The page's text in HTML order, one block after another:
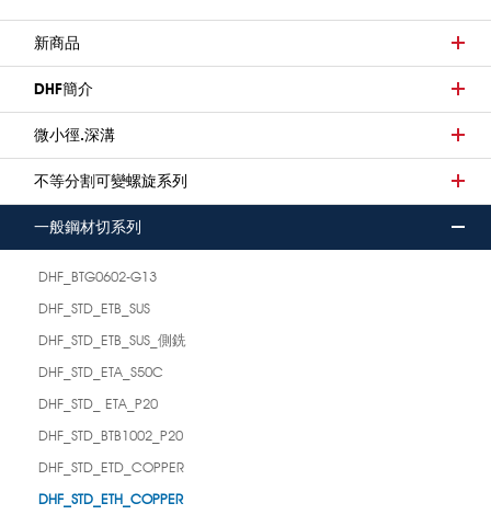
新商品
DHF簡介
微小徑.深溝
不等分割可變螺旋系列
一般鋼材切系列
DHF_BTG0602-G13
DHF_STD_ETB_SUS
DHF_STD_ETB_SUS_側銑
DHF_STD_ETA_S50C
DHF_STD_ ETA_P20
DHF_STD_BTB1002_P20
DHF_STD_ETD_COPPER
DHF_STD_ETH_COPPER